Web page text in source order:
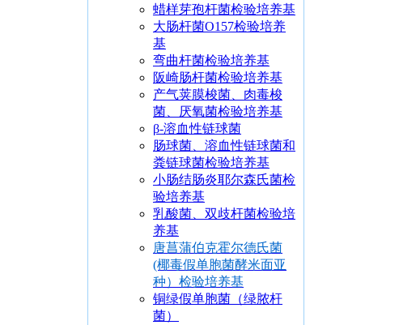
蜡样芽孢杆菌检验培养基
大肠杆菌O157检验培养
基
弯曲杆菌检验培养基
阪崎肠杆菌检验培养基
产气荚膜梭菌、肉毒梭
菌、厌氧菌检验培养基
β-溶血性链球菌
肠球菌、溶血性链球菌和
粪链球菌检验培养基
小肠结肠炎耶尔森氏菌检
验培养基
乳酸菌、双歧杆菌检验培
养基
唐菖蒲伯克霍尔德氏菌
(椰毒假单胞菌酵米面亚
种）检验培养基
铜绿假单胞菌（绿脓杆
菌）